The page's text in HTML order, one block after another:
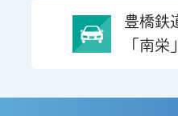
豊橋鉄
「南